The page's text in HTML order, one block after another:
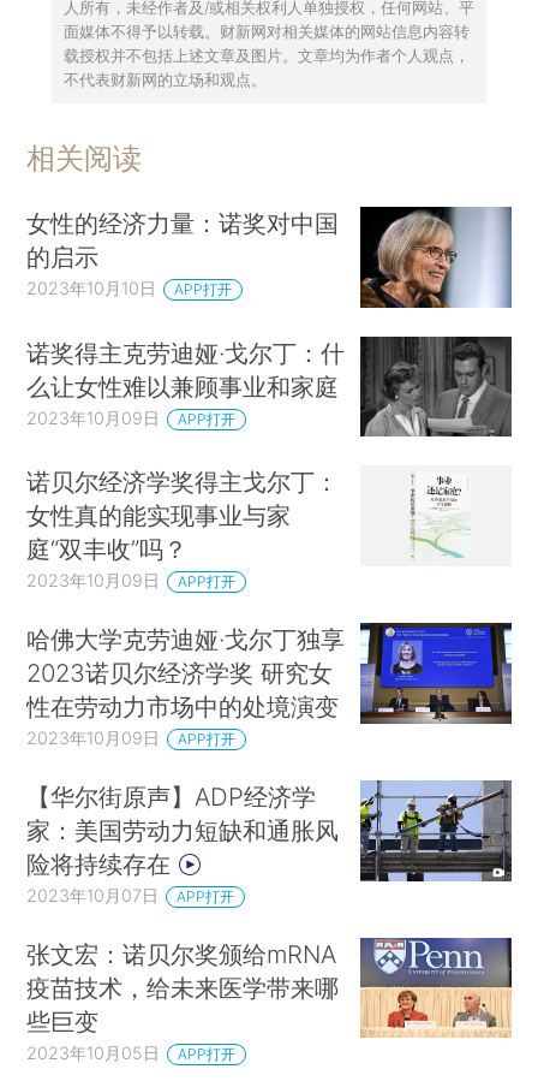
人所有，未经作者及/或相关权利人单独授权，任何网站、平
面媒体不得予以转载。财新网对相关媒体的网站信息内容转
载授权并不包括上述文章及图片。文章均为作者个人观点，
不代表财新网的立场和观点。
相关阅读
女性的经济力量：诺奖对中国
的启示
2023年10月10日 APP打开
诺奖得主克劳迪娅·戈尔丁：什
么让女性难以兼顾事业和家庭
2023年10月09日 APP打开
诺贝尔经济学奖得主戈尔丁：
女性真的能实现事业与家
庭“双丰收”吗？
2023年10月09日 APP打开
哈佛大学克劳迪娅·戈尔丁独享
2023诺贝尔经济学奖 研究女
性在劳动力市场中的处境演变
2023年10月09日 APP打开
【华尔街原声】ADP经济学
家：美国劳动力短缺和通胀风
险将持续存在
2023年10月07日 APP打开
张文宏：诺贝尔奖颁给mRNA
疫苗技术，给未来医学带来哪
些巨变
2023年10月05日 APP打开